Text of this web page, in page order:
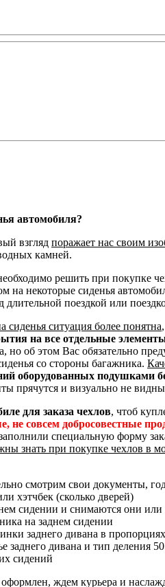
автомобиля?
взгляд поражает нас своим
камней.
решить при покупке
на некоторые сиденья
поездкой или
ситуация более понятна
на все отдельные
об этом Вас обязательно
со стороны багажника.
оборудованных подушками
прячутся и визуально не
для заказа чехлов, чтоб
не совсем добросовестные
специальную форму
знать при покупке чехлов в
смотрим свои документы,
хэтчбек (сколько дверей)
сидении и снимаются они или
на заднем сидении
заднего дивана в
заднего дивана и тип деления
сидений
ждем курьера и